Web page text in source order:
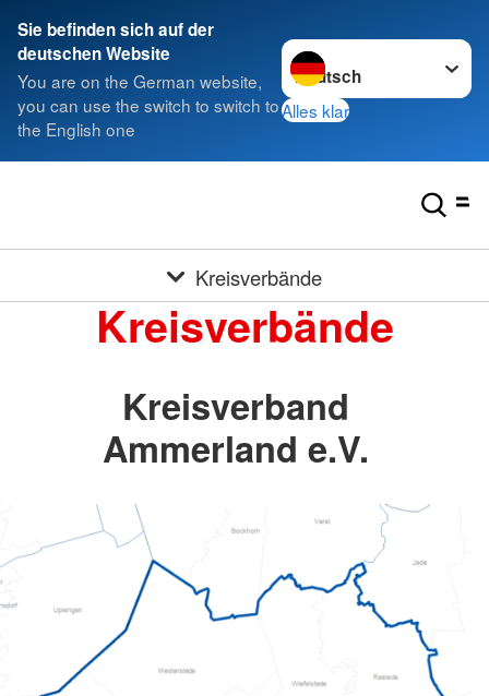
Sie befinden sich auf der
deutschen Website
You are on the German website,
you can use the switch to switch to
the English one
Sprache wechseln zu
Alles klar
Kreisverbände
Kreisverbände
Kreisverband
Ammerland e.V.